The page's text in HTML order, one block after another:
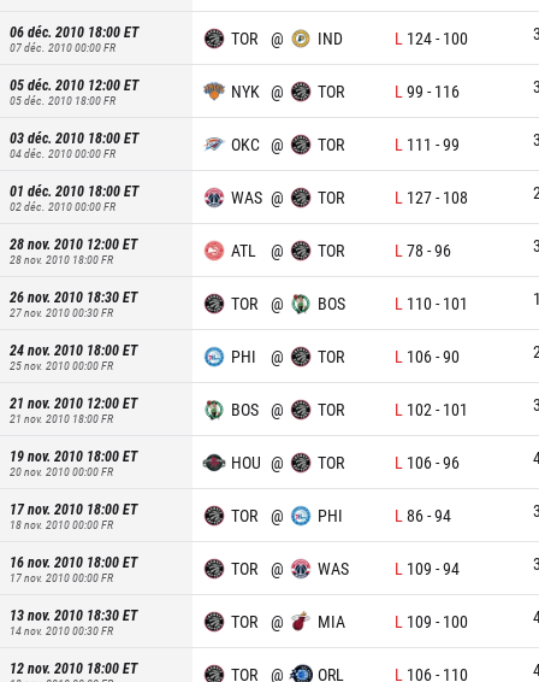
06 déc. 2010 18:00ET
07 déc. 2010 00:00FR TOR @ IND L 124- 100
05 déc. 2010 12:00ET
05 déc. 2010 18:00FR NYK @ TOR L 99 - 116
03 déc. 2010 18:00ET
04 déc. 2010 00:00FR OKC @ TOR L 111 -99
01 déc. 2010 18:00ET
02 déc. 2010 00:00FR WAS @ TOR L 127- 108
28 nov. 2010 12:00ET
28 nov. 2010 18:00FR ATL @ TOR L 78 -96
26 nov. 2010 18:30ET
27 nov. 2010 00:30FR TOR @ BOS L 110- 101
24 nov. 2010 18:00ET
25 nov. 2010 00:00FR PHI @ TOR L 106-90
21 nov. 2010 12:00ET
21 nov. 2010 18:00FR BOS @ TOR L 102 - 101
19 nov. 2010 18:00ET
20 nov. 2010 00:00FR HOU @ TOR L 106-96
17 nov. 2010 18:00ET
18 nov. 2010 00:00FR TOR @ PHI L 86-94
16 nov. 2010 18:00ET
17 nov. 2010 00:00FR TOR @ WAS L 109 -94
13 nov. 2010 18:30ET
14 nov. 2010 00:30FR TOR @ MIA L 109 - 100
12 nov. 2010 18:00ET TOR @ ORL L 106- 110